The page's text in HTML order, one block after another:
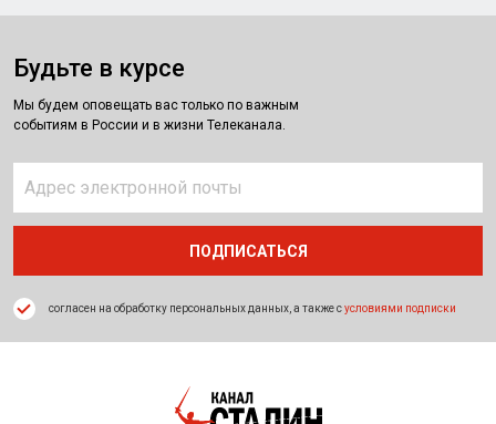
Будьте в курсе
Мы будем оповещать вас только по важным
событиям в России и в жизни Телеканала.
согласен на обработку персональных данных, а также сусловиями подписки